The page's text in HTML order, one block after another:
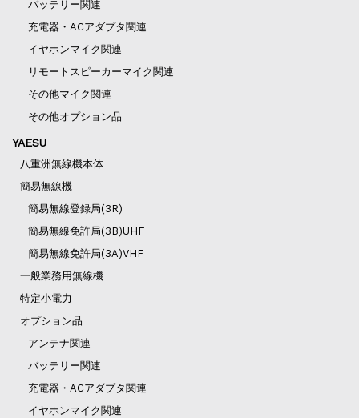
バッテリー関連
充電器・ACアダプタ関連
イヤホンマイク関連
リモートスピーカーマイク関連
その他マイク関連
その他オプション品
YAESU
八重洲無線機本体
簡易無線機
簡易無線登録局(3R)
簡易無線免許局(3B)UHF
簡易無線免許局(3A)VHF
一般業務用無線機
特定小電力
オプション品
アンテナ関連
バッテリー関連
充電器・ACアダプタ関連
イヤホンマイク関連